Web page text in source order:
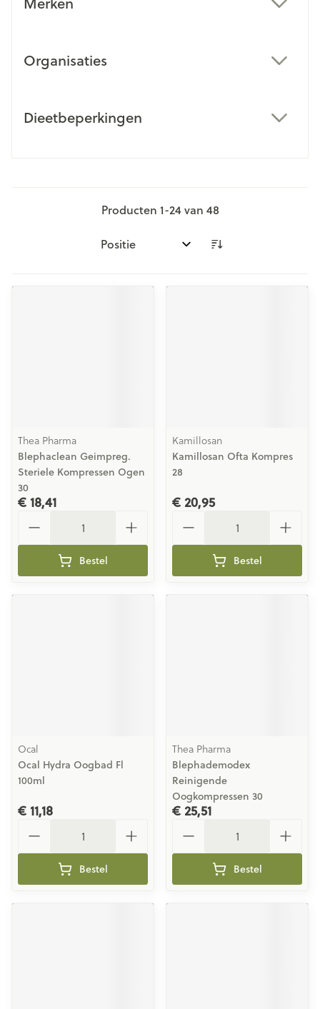
Organisaties
Dieetbeperkingen
Producten 1-24van 48
Sorteer op:
Thea Pharma
Blephaclean Geimpreg.
Steriele Kompressen Ogen
30
€ 18,41
Bestel
Kamillosan
Kamillosan Ofta Kompres
28
€ 20,95
Bestel
Ocal
Ocal Hydra Oogbad Fl
100ml
€ 11,18
Bestel
Thea Pharma
Blephademodex
Reinigende
Oogkompressen 30
€ 25,51
Bestel